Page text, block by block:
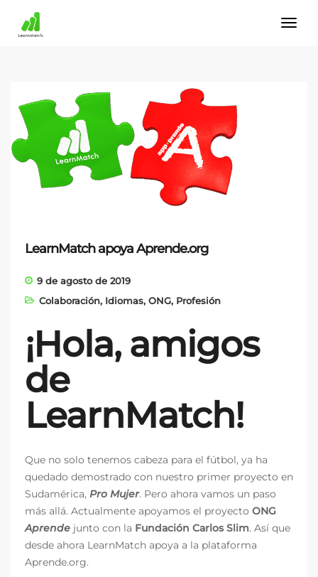
LearnMatch apoya Aprende.org
9 de agosto de 2019
Colaboración, Idiomas, ONG, Profesión
¡Hola, amigos
de
LearnMatch!
Que no solo tenemos cabeza para el fútbol, ya ha
quedado demostrado con nuestro primer proyecto en
Sudamérica, Pro Mujer. Pero ahora vamos un paso
más allá. Actualmente apoyamos el proyecto ONG
Aprende junto con la Fundación Carlos Slim. Así que
desde ahora LearnMatch apoya a la plataforma
Aprende.org.